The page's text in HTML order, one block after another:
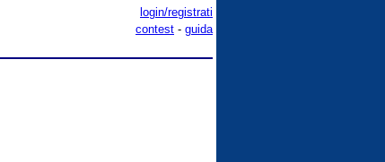
login/registrati
contest - guida